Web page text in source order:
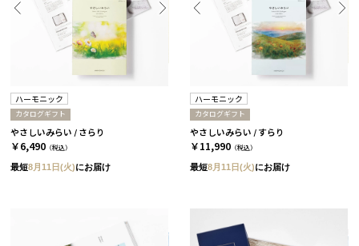
ハーモニック
カタログギフト
やさしいみらい / さらり
￥6,490 （税込）
最短8月11日(火)にお届け
ハーモニック
カタログギフト
やさしいみらい / すらり
￥11,990 （税込）
最短8月11日(火)にお届け